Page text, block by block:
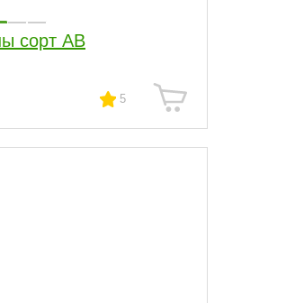
сорт АВ
5